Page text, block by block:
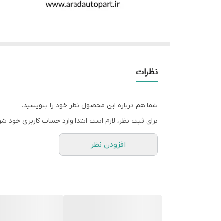
نظرات
شما هم درباره این محصول نظر خود را بنویسید.
برای ثبت نظر، لازم است ابتدا وارد حساب کاربری خود
افزودن نظر